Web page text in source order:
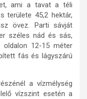
ami a tavat a téli
területe 45,2 hektár,
övez. Parti sávját
széles nád és sás,
oldalon 12-15 méter
fás és lágyszárú
a vízmélység
vízszint esetén a